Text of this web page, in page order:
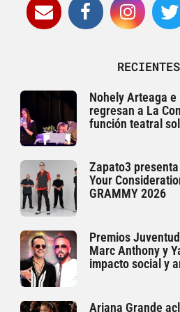
RECIENTES
Nohely Arteaga e
regresan a La
función teatral
Zapato3
Your
GRAMMY 2026
Premios
Marc Anthony y
impacto social y
Ariana Grande